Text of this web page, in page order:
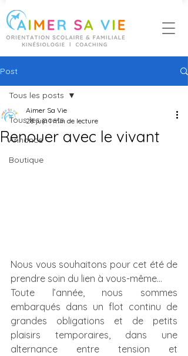
Post
Tous les posts
Annonce
Boutique
Tous les posts
Renouer avec le vivant
Aimer Sa Vie
28 juin 1 min de lecture
Nous vous souhaitons pour cet été de
prendre soin du lien à vous-même…
Toute l’année, nous sommes
embarqués dans un flot continu de
grandes obligations et de petits
plaisirs temporaires, dans une
alternance entre tension et